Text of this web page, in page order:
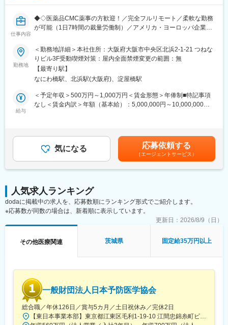
ら分担して推進しています。
・治験～承認申請まで幅広いフェーズに関わることで、医薬品開
発全体を俯瞰できる経験を積むことができます。
通常医薬品メーカー出身が会員である関西医薬協会に、当社は会
員として登録しています。業界関連のセミナーにも参加すること
ができ、メーカーと同じレベルの業界知識とマーケット感をアッ
プデートできる環境です。
■働き方：
◎完全在宅勤務のため、拠点（東京・大阪）の近くにお住まいで
（自分の業務が終わるよう業務管理を行う必要はありますが、裁
量の大きい働き方ができます）
※現在、関東関西のほか、九州、中部、東北、海外在住の方もいま
・会議や打ち合わせで必要な時は大阪・東京等へ出張（宿泊も伴
います）が発生します。
※国内出張の頻度は1~3回/年です。（海外出張はほとんどありませ
ん。）
同社は、個人が最大限に能力を発揮できるよう働きやすい環境作
誇っており、長期就業が可能な環境・福利厚生が整っています。
変更の範囲：会社の定める業務
仕事内容
◆◇医薬品CMC薬事の方歓迎！／完全フルリモート／柔軟な勤務
が可能（1日7時間の裁量労働制）／アメリカ・ヨーロッパ企業と
◆◇
■仕事内容：
医薬品開発における理化学・製造・品質試験分野を中心に、CMC
領域のコンサルティング業務をお任せします。
新薬承認申請に向けた品質戦略の立案から資料作成・評価まで一
貫して関与し、医薬品開発の品質面を支える中核ポジションで
性質ならびに製造・品質管理に関する資料の整備・評価・助言・
企画の設定
・製造業認定、原薬登録等
※クライアントは欧米製薬会社または外資系製薬会社がほとんどで
にあたっていただきます。
ができ、メーカーと同じレベルの業界知識とマーケット感をアッ
プデートできる環境です。
■働き方：
◎完全在宅勤務のため、拠点（東京・大阪）の近くにお住まいで
勤務地
＜勤務地詳細＞本社住所：大阪府大阪市中央区北浜2-1-21 つねな
りビル3F受動喫煙対策：屋内全面禁煙変更の範囲：無
【最寄り駅】
なにわ橋駅、北浜駅(大阪府)、淀屋橋駅
給与
＜予定年収＞500万円～1,000万円＜賃金形態＞年俸制■特記事項
なし＜賃金内訳＞年額（基本給）：5,000,000円～10,000,000円
安の金額であり、選考を通じて上下する可能性があります。月給
(月額)は固定手当を含めた表記です。
気になる 応募依頼する
（エージェントサービス）
人気求人ランキング
dodaに掲載中の求人を、応募数順にランキング形式でご紹介します。
※応募数が同数の場合は、新着順に表示しています。
更新日： 2026/8/9（日）
その他医療関連 茨城県 固定給35万円以上
一般財団法人日本予防医学協会
総合職／年休126日／賞与5カ月／土日祝休み／完休2日
【東日本事業本部】東京都江東区毛利1-19-10 江間忠錦糸町ビル※訪問先からの直行直帰が可能です！＜アクセス＞・JR総武線（快速・各駅停車）／東京メトロ半蔵門線 錦糸町駅より徒歩5分・東京メトロ半蔵門線／都営新宿線 住吉駅より徒歩5分※受動喫煙対策:屋内全面禁煙